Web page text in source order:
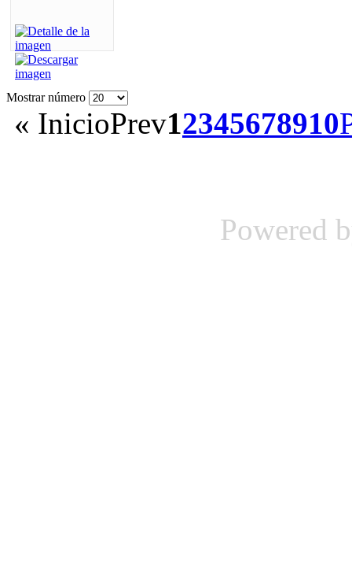
Mostrar número
« InicioPrev12345678910
Powered